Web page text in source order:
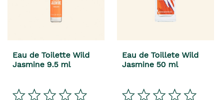
Eau de Toilette Wild
Jasmine 9.5 ml
Eau de Toillete Wild
Jasmine 50 ml